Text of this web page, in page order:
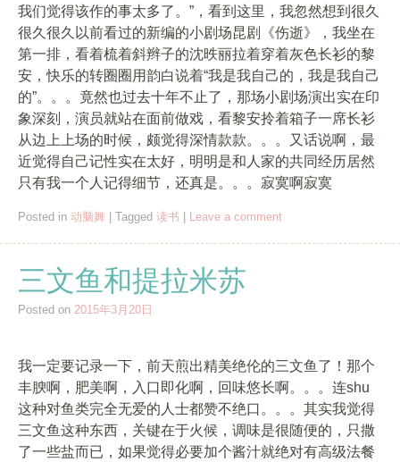
我们觉得该作的事太多了。”，看到这里，我忽然想到很久
很久很久以前看过的新编的小剧场昆剧《伤逝》，我坐在
第一排，看着梳着斜辫子的沈昳丽拉着穿着灰色长衫的黎
安，快乐的转圈圈用韵白说着“我是我自己的，我是我自己
的”。。。竟然也过去十年不止了，那场小剧场演出实在印
象深刻，演员就站在面前做戏，看黎安拎着箱子一席长衫
从边上上场的时候，颇觉得深情款款。。。又话说啊，最
近觉得自己记性实在太好，明明是和人家的共同经历居然
只有我一个人记得细节，还真是。。。寂寞啊寂寞
Posted in 动脑舞 Tagged 读书 Leave a comment
三文鱼和提拉米苏
Posted on 2015年3月20日
我一定要记录一下，前天煎出精美绝伦的三文鱼了！那个
丰腴啊，肥美啊，入口即化啊，回味悠长啊。。。连shu
这种对鱼类完全无爱的人士都赞不绝口。。。其实我觉得
三文鱼这种东西，关键在于火候，调味是很随便的，只撒
了一些盐而已，如果觉得必要加个酱汁就绝对有高级法餐